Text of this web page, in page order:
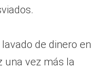
de dinero en
una vez más la